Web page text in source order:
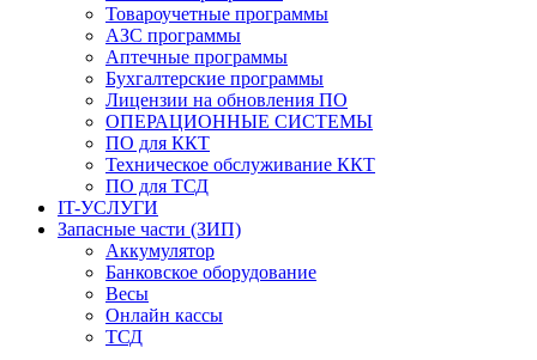
Товароучетные программы
АЗС программы
Аптечные программы
Бухгалтерские программы
Лицензии на обновления ПО
ОПЕРАЦИОННЫЕ СИСТЕМЫ
ПО для ККТ
Техническое обслуживание ККТ
ПО для ТСД
IT-УСЛУГИ
Запасные части (ЗИП)
Аккумулятор
Банковское оборудование
Весы
Онлайн кассы
ТСД